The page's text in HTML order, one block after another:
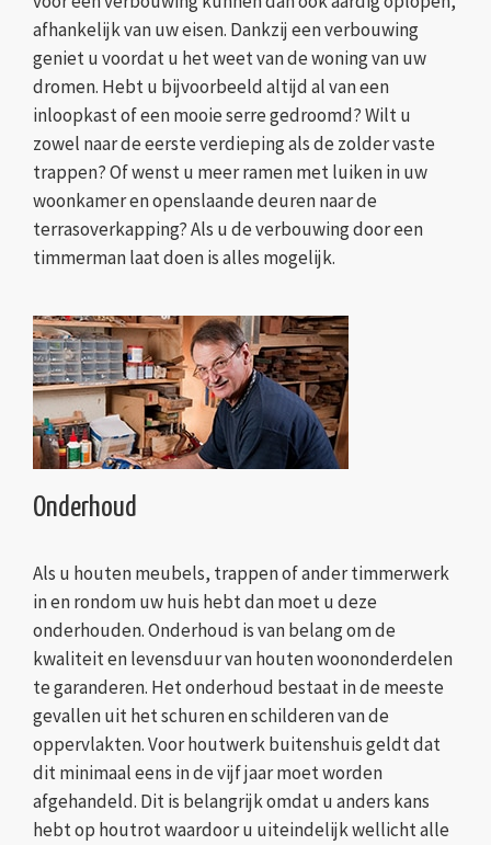
afhankelijk van uw eisen. Dankzij een verbouwing
geniet u voordat u het weet van de woning van uw
dromen. Hebt u bijvoorbeeld altijd al van een
inloopkast of een mooie serre gedroomd? Wilt u
zowel naar de eerste verdieping als de zolder vaste
trappen? Of wenst u meer ramen met luiken in uw
woonkamer en openslaande deuren naar de
terrasoverkapping? Als u de verbouwing door een
timmerman laat doen is alles mogelijk.
Onderhoud
Als u houten meubels, trappen of ander timmerwerk
in en rondom uw huis hebt dan moet u deze
onderhouden. Onderhoud is van belang om de
kwaliteit en levensduur van houten woononderdelen
te garanderen. Het onderhoud bestaat in de meeste
gevallen uit het schuren en schilderen van de
oppervlakten. Voor houtwerk buitenshuis geldt dat
dit minimaal eens in de vijf jaar moet worden
afgehandeld. Dit is belangrijk omdat u anders kans
hebt op houtrot waardoor u uiteindelijk wellicht alle